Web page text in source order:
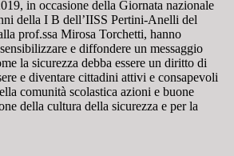
in occasione della Giornata nazionale
della I B dell’IISS Pertini-Anelli del
prof.ssa Mirosa Torchetti, hanno
e diffondere un messaggio
la sicurezza debba essere un diritto di
e diventare cittadini attivi e consapevoli
comunità scolastica azioni e buone
della cultura della sicurezza e per la